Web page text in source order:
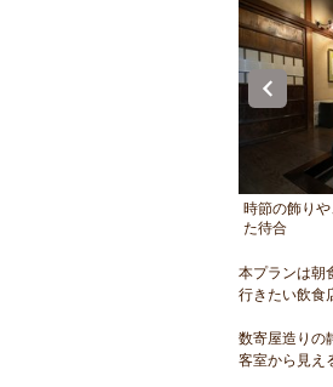
時節の飾り
た待合
本プランは朝
行きたい飲食
数寄屋造りの
客室から見え